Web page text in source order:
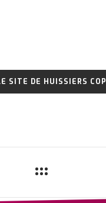
SITE DE HUISSIERS COPI